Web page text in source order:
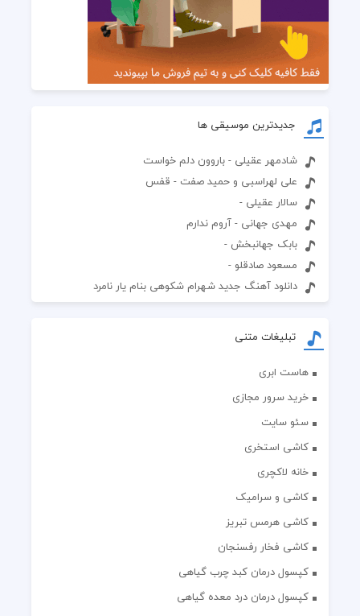
جدیدترین موسیقی ها
شادمهر عقیلی - باروون دلم خواست
علی لهراسبی و حمید صفت - قفس
سالار عقیلی -
مهدی جهانی - آروم ندارم
بابک جهانبخش -
مسعود صادقلو -
دانلود آهنگ جدید شهرام شکوهی بنام یار نامرد
تبلیغات متنی
هاست ابری
خرید سرور مجازی
سئو سایت
کاشی استخری
خانه لاکچری
کاشی و سرامیک
کاشی هرمس تبریز
کاشی فخار رفسنجان
کپسول درمان کبد چرب گیاهی
کپسول درمان درد معده گیاهی